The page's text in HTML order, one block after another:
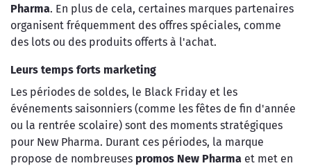
Pharma. En plus de cela, certaines marques partenaires
organisent fréquemment des offres spéciales, comme
des lots ou des produits offerts à l'achat.
Leurs temps forts marketing
Les périodes de soldes, le Black Friday et les
événements saisonniers (comme les fêtes de fin d'année
ou la rentrée scolaire) sont des moments stratégiques
pour New Pharma. Durant ces périodes, la marque
propose de nombreuses promos New Pharma et met en